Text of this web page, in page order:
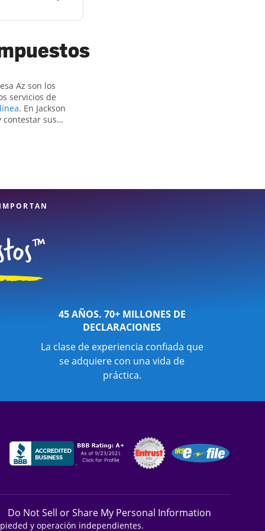
Az son ​​los
servicios de
. En Jackson
contestar sus
de que sus
45 AÑOS. 70+ MILLONES DE
DECLARACIONES
La clase de experiencia confiada que
se adquiere con una vida de
práctica.
Do Not Sell or Share My Personal Information
y operación independientes.